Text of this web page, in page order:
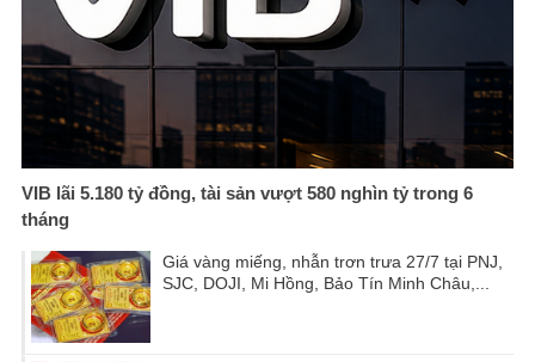
VIB lãi 5.180 tỷ đồng, tài sản vượt 580 nghìn tỷ trong 6
tháng
Giá vàng miếng, nhẫn trơn trưa 27/7 tại PNJ,
SJC, DOJI, Mi Hồng, Bảo Tín Minh Châu,...